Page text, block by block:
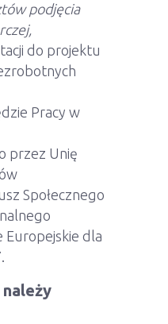
podjęcia
do projektu
Pracy w
przez Unię
Społecznego
dla